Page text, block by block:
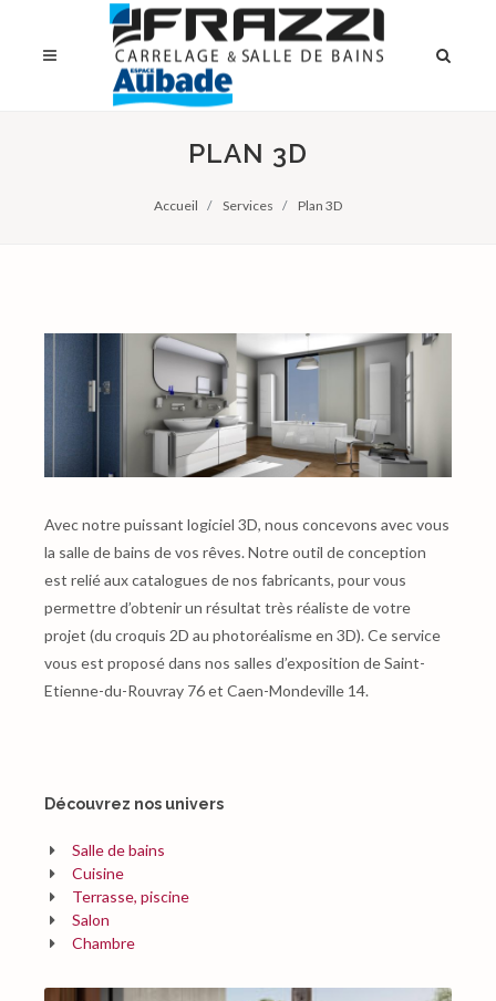
PLAN 3D
Accueil Services Plan 3D
Avec notre puissant logiciel 3D, nous concevons avec vous
la salle de bains de vos rêves. Notre outil de conception
est relié aux catalogues de nos fabricants, pour vous
permettre d’obtenir un résultat très réaliste de votre
projet (du croquis 2D au photoréalisme en 3D). Ce service
vous est proposé dans nos salles d’exposition de Saint-
Etienne-du-Rouvray 76 et Caen-Mondeville 14.
Découvrez nos univers
Salle de bains
Cuisine
Terrasse, piscine
Salon
Chambre